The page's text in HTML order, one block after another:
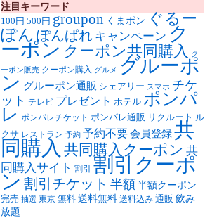
注目キーワード
100円 500円 groupon くまポン ぐるー
ぽん ぽんぱれ キャンペーン ク
ーポン クーポン共同購入 ク
ーポン販売 クーポン購入 グルメ グルーポ
ン グルーポン通販 シェアリー スマホ チケ
ット テレビ プレゼント ホテル ポンパ
レ ポンパレチケット ポンパレ通販 リクルート ル
クサ レストラン 予約 予約不要会員登録共
同購入 共同購入クーポン 共
同購入サイト 割引 割引クーポ
ン 割引チケット 半額 半額クーポン
完売 抽選 東京 無料 送料無料 送料込み 通販 飲み
放題